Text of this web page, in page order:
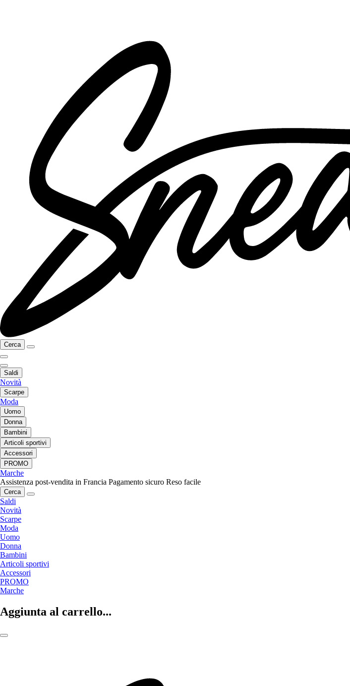
Cerca
Saldi
Novità
Scarpe
Moda
Uomo
Donna
Bambini
Articoli sportivi
Accessori
PROMO
Marche
Assistenza post-vendita in Francia Pagamento sicuro Reso facile
Cerca
Saldi
Novità
Scarpe
Moda
Uomo
Donna
Bambini
Articoli sportivi
Accessori
PROMO
Marche
Aggiunta al carrello...